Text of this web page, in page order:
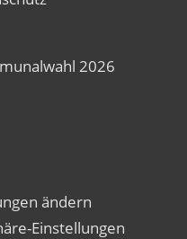
2026
ändern
Einstellungen